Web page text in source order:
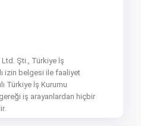
Şti., Türkiye İş
izin belgesi ile faaliyet
Türkiye İş Kurumu
iş arayanlardan hiçbir